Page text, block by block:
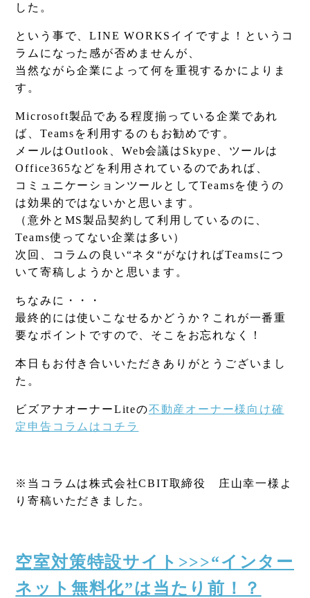
した。
という事で、LINE WORKSイイですよ！というコ
ラムになった感が否めませんが、
当然ながら企業によって何を重視するかによりま
す。
Microsoft製品である程度揃っている企業であれ
ば、Teamsを利用するのもお勧めです。
メールはOutlook、Web会議はSkype、ツールは
Office365などを利用されているのであれば、
コミュニケーションツールとしてTeamsを使うの
は効果的ではないかと思います。
（意外とMS製品契約して利用しているのに、
Teams使ってない企業は多い）
次回、コラムの良い“ネタ“がなければTeamsにつ
いて寄稿しようかと思います。
ちなみに・・・
最終的には使いこなせるかどうか？これが一番重
要なポイントですので、そこをお忘れなく！
本日もお付き合いいただきありがとうございまし
た。
ビズアナオーナーLiteの不動産オーナー様向け確
定申告コラムはコチラ
※当コラムは株式会社CBIT取締役 庄山幸一様よ
り寄稿いただきました。
空室対策特設サイト>>>“インター
ネット無料化”は当たり前！？